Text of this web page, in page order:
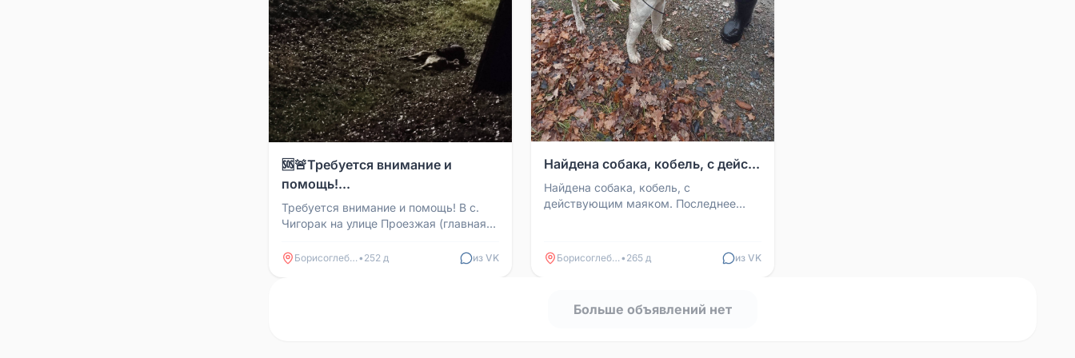
🆘🚨Требуется внимание и
помощь!...
Требуется внимание и помощь! В с.
Чигорак на улице Проезжая (главная
село из Борисогл...
Борисоглебск• 252 д из VK
Найдена собака, кобель, с дейс...
Найдена собака, кобель, с
действующим маяком. Последнее
Борисоглебск• 265 д из VK
Больше объявлений нет